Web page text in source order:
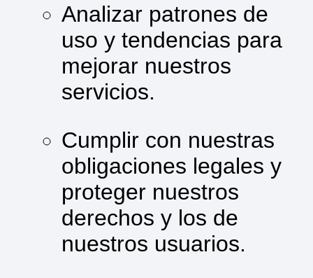
Analizar patrones de
uso y tendencias para
mejorar nuestros
servicios.
Cumplir con nuestras
obligaciones legales y
proteger nuestros
derechos y los de
nuestros usuarios.